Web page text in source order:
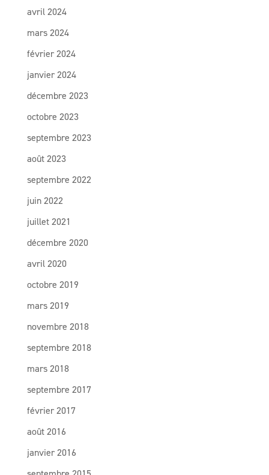
avril 2024
mars 2024
février 2024
janvier 2024
décembre 2023
octobre 2023
septembre 2023
août 2023
septembre 2022
juin 2022
juillet 2021
décembre 2020
avril 2020
octobre 2019
mars 2019
novembre 2018
septembre 2018
mars 2018
septembre 2017
février 2017
août 2016
janvier 2016